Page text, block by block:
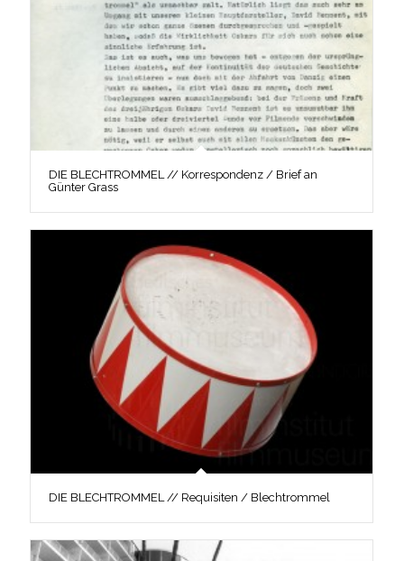
DIE BLECHTROMMEL // Korrespondenz / Brief an
Günter Grass
DIE BLECHTROMMEL // Requisiten / Blechtrommel